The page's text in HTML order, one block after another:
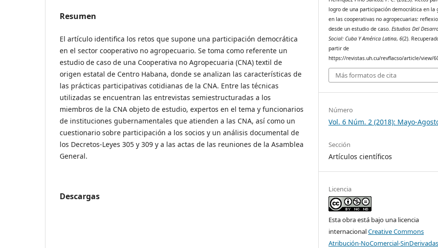
Resumen
El artículo identifica los retos que supone una participación democrática
en el sector cooperativo no agropecuario. Se toma como referente un
estudio de caso de una Cooperativa no Agropecuaria (CNA) textil de
origen estatal de Centro Habana, donde se analizan las características de
las prácticas participativas cotidianas de la CNA. Entre las técnicas
utilizadas se encuentran las entrevistas semiestructuradas a los
miembros de la CNA objeto de estudio, expertos en el tema y funcionarios
de instituciones gubernamentales que atienden a las CNA, así como un
cuestionario sobre participación a los socios y un análisis documental de
los Decretos-Leyes 305 y 309 y a las actas de las reuniones de la Asamblea
General.
Descargas
logro de una participación democrática en la
en las cooperativas no agropecuarias:
desde un estudio de caso.Estudios Del
Social: Cuba Y América Latina,6(2).
partir de
https://revistas.uh.cu/revflacso/article/view/
Más formatos de cita
Número
Vol. 6 Núm. 2 (2018): Mayo-
Sección
Artículos científicos
Licencia
Esta obra está bajo una licencia
internacionalCreative Commons
Atribución-NoComercial-